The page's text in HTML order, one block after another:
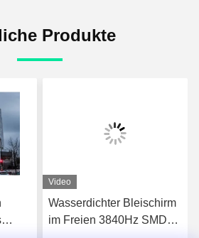
Produkte
Video
Wasserdichter Bleischirm
im Freien 3840Hz SMD